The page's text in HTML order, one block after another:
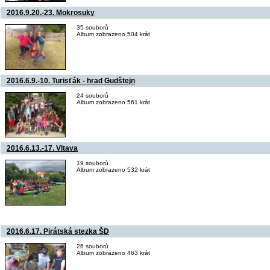
2016.9.20.-23. Mokrosuky
35 souborů
Album zobrazeno 504 krát
2016.6.9.-10. Turisťák - hrad Gudštejn
24 souborů
Album zobrazeno 561 krát
2016.6.13.-17. Vltava
19 souborů
Album zobrazeno 532 krát
2016.6.17. Pirátská stezka ŠD
26 souborů
Album zobrazeno 463 krát